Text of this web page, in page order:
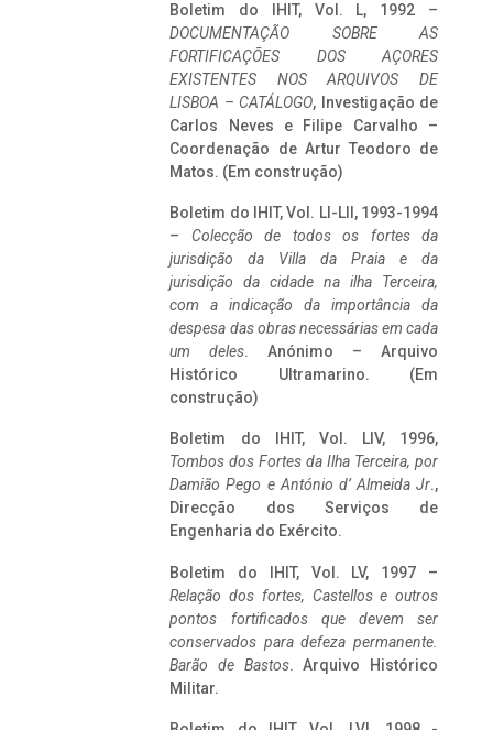
Boletim do IHIT, Vol. L, 1992 –
DOCUMENTAÇÃO SOBRE AS
FORTIFICAÇÕES DOS AÇORES
EXISTENTES NOS ARQUIVOS DE
LISBOA – CATÁLOGO, Investigação de
Carlos Neves e Filipe Carvalho –
Coordenação de Artur Teodoro de
Matos. (Em construção)
Boletim do IHIT, Vol. LI-LII, 1993-1994
– Colecção de todos os fortes da
jurisdição da Villa da Praia e da
jurisdição da cidade na ilha Terceira,
com a indicação da importância da
despesa das obras necessárias em cada
um deles. Anónimo – Arquivo
Histórico Ultramarino. (Em
construção)
Boletim do IHIT, Vol. LIV, 1996,
Tombos dos Fortes da Ilha Terceira, por
Damião Pego e António d’ Almeida Jr.,
Direcção dos Serviços de
Engenharia do Exército.
Boletim do IHIT, Vol. LV, 1997 –
Relação dos fortes, Castellos e outros
pontos fortificados que devem ser
conservados para defeza permanente.
Barão de Bastos. Arquivo Histórico
Militar.